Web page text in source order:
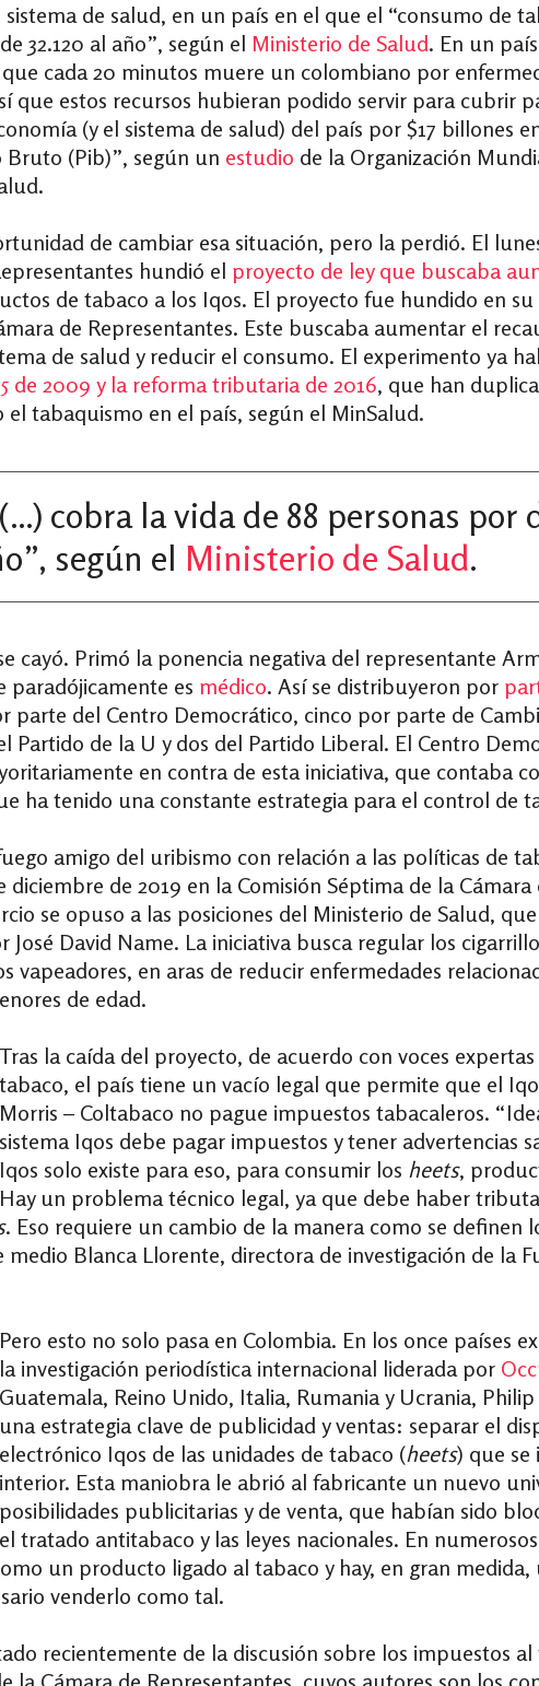
de salud, en un país en el que el “consumo de
32.120 al año”, según el Ministerio de Salud. En un
cada 20 minutos muere un colombiano por
que estos recursos hubieran podido servir para cubrir
(y el sistema de salud) del país por $17 billones
(Pib)”, según un estudio de la Organización
de cambiar esa situación, pero la perdió. El
hundió el proyecto de ley que buscaba
de tabaco a los Iqos. El proyecto fue hundido en
de Representantes. Este buscaba aumentar el
de salud y reducir el consumo. El experimento ya
de 2009 y la reforma tributaria de 2016, que han
tabaquismo en el país, según el MinSalud.
cobra la vida de 88 personas por
según el Ministerio de Salud.
cayó. Primó la ponencia negativa del representante
paradójicamente es médico. Así se distribuyeron por
del Centro Democrático, cinco por parte de
Partido de la U y dos del Partido Liberal. El Centro
en contra de esta iniciativa, que contaba
ha tenido una constante estrategia para el control de
amigo del uribismo con relación a las políticas de
de 2019 en la Comisión Séptima de la Cámara
se opuso a las posiciones del Ministerio de Salud,
José David Name. La iniciativa busca regular los
vapeadores, en aras de reducir enfermedades
de edad.
Tras la caída del proyecto, de acuerdo con voces
tabaco, el país tiene un vacío legal que permite que el
Morris – Coltabaco no pague impuestos tabacaleros.
sistema Iqos debe pagar impuestos y tener advertencias
Iqos solo existe para eso, para consumir los heets,
Hay un problema técnico legal, ya que debe haber
. Eso requiere un cambio de la manera como se definen
Blanca Llorente, directora de investigación de la
Pero esto no solo pasa en Colombia. En los once países
la investigación periodística internacional liderada por
Guatemala, Reino Unido, Italia, Rumania y Ucrania,
una estrategia clave de publicidad y ventas: separar el
electrónico Iqos de las unidades de tabaco (heets) que se
interior. Esta maniobra le abrió al fabricante un nuevo
posibilidades publicitarias y de venta, que habían sido
el tratado antitabaco y las leyes nacionales. En
un producto ligado al tabaco y hay, en gran
venderlo como tal.
recientemente de la discusión sobre los impuestos al